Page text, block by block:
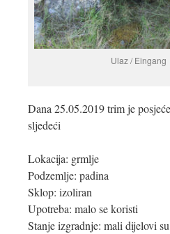
Ulaz / Eingang
Dana 25.05.2019 trim je
sljedeći
Lokacija: grmlje
Podzemlje: padina
Sklop: izoliran
Upotreba: malo se koristi
Stanje izgradnje: mali dijelovi